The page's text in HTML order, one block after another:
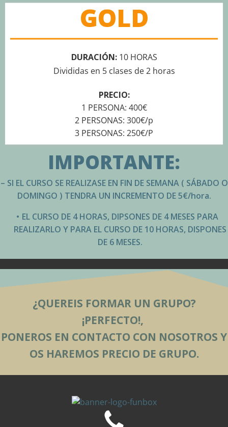
GOLD
DURACIÓN:10 HORAS
Divididas en 5 clases de 2 horas
PRECIO:
1 PERSONA: 400€
2 PERSONAS: 300€/p
3 PERSONAS: 250€/P
IMPORTANTE:
– SI EL CURSO SE REALIZASE EN FIN DE SEMANA ( SÁBADO O
DOMINGO ) TENDRA UN INCREMENTO DE 5€/hora.
EL CURSO DE 4 HORAS, DIPSONES DE 4 MESES PARA
REALIZARLO Y PARA EL CURSO DE 10 HORAS, DISPONES
DE 6 MESES.
¿QUEREIS FORMAR UN GRUPO?
¡PERFECTO!,
PONEROS EN CONTACTO CON NOSOTROS Y
OS HAREMOS PRECIO DE GRUPO.